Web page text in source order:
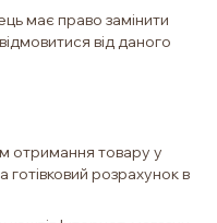
має право замінити
від даного
отримання товару у
готівковий розрахунок в